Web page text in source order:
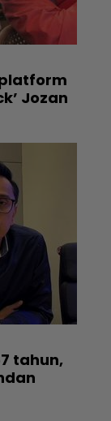
Jozan
tahun,